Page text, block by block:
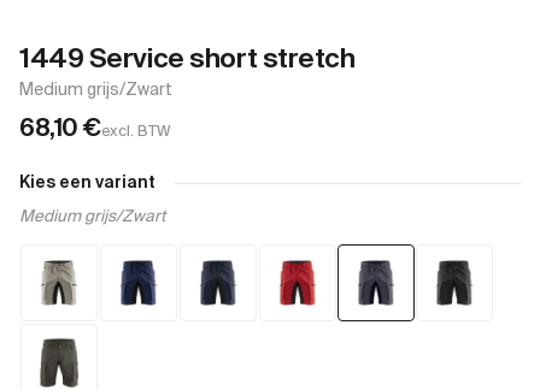
1449 Service short stretch
Medium grijs/Zwart
68,10€excl. BTW
Kies een variant
Medium grijs/Zwart